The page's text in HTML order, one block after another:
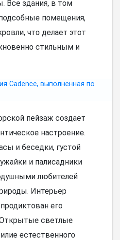
Все здания, в том
помещения,
что делает этот
стильным и
пейзаж создает
настроение.
и беседки, густой
и палисадники
любителей
Интерьер
его
светлые
естественного